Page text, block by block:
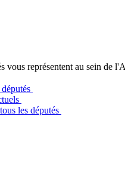
vous représentent au sein de
les députés